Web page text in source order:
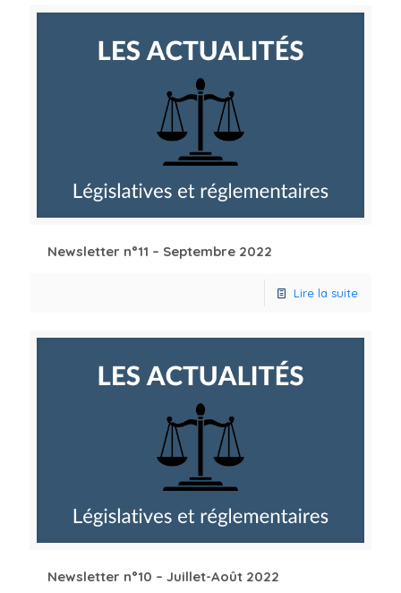
Newsletter n°11 – Septembre 2022
Lire la suite
Newsletter n°10 – Juillet-Août 2022